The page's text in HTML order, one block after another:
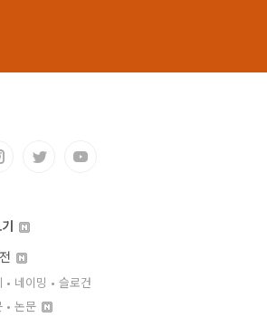
• 네이밍 • 슬로건
• 논문